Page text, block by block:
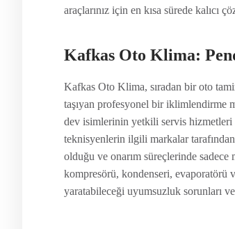
araçlarınız için en kısa sürede kalıcı
Kafkas Oto Klima:
Kafkas Oto Klima, sıradan bir oto
taşıyan profesyonel bir iklimlendirme
dev isimlerinin yetkili servis hizmetleri
teknisyenlerin ilgili markalar
olduğu ve onarım süreçlerinde sadece
kompresörü, kondenseri, evaporatörü
yaratabileceği uyumsuzluk sorunları